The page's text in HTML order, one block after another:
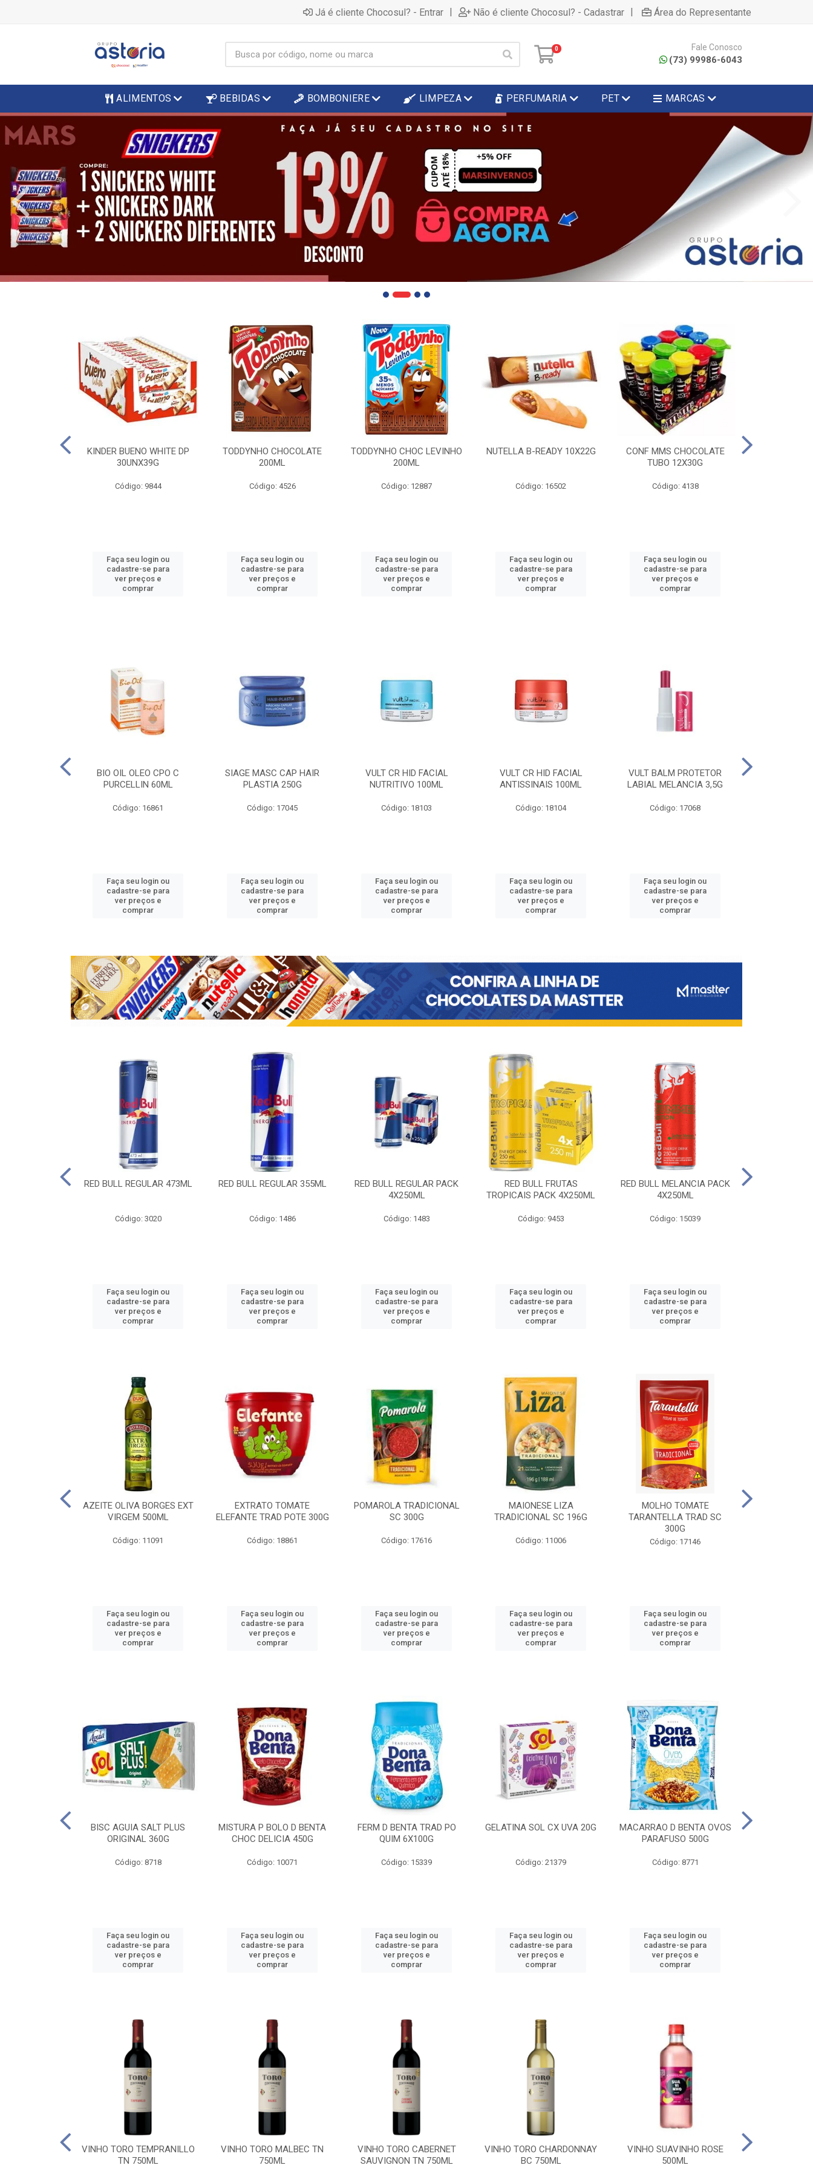
Já é cliente Chocosul? - Entrar | Não é cliente Chocosul? - Cadastrar | Área do Representante
0 Fale Conosco
(73) 99986-6043
ALIMENTOS BEBIDAS BOMBONIERE LIMPEZA PERFUMARIA PET MARCAS
KINDER BUENO WHITE DP
30UNX39G
Código: 9844
Faça seu login ou
cadastre-se para
ver preços e
comprar
TODDYNHO CHOCOLATE
200ML
Código: 4526
Faça seu login ou
cadastre-se para
ver preços e
comprar
TODDYNHO CHOC LEVINHO
200ML
Código: 12887
Faça seu login ou
cadastre-se para
ver preços e
comprar
NUTELLA B-READY 10X22G
Código: 16502
Faça seu login ou
cadastre-se para
ver preços e
comprar
CONF MMS CHOCOLATE
TUBO 12X30G
Código: 4138
Faça seu login ou
cadastre-se para
ver preços e
comprar
BIO OIL OLEO CPO C
PURCELLIN 60ML
Código: 16861
Faça seu login ou
cadastre-se para
ver preços e
comprar
SIAGE MASC CAP HAIR
PLASTIA 250G
Código: 17045
Faça seu login ou
cadastre-se para
ver preços e
comprar
VULT CR HID FACIAL
NUTRITIVO 100ML
Código: 18103
Faça seu login ou
cadastre-se para
ver preços e
comprar
VULT CR HID FACIAL
ANTISSINAIS 100ML
Código: 18104
Faça seu login ou
cadastre-se para
ver preços e
comprar
VULT BALM PROTETOR
LABIAL MELANCIA 3,5G
Código: 17068
Faça seu login ou
cadastre-se para
ver preços e
comprar
RED BULL REGULAR 473ML
Código: 3020
Faça seu login ou
cadastre-se para
ver preços e
comprar
RED BULL REGULAR 355ML
Código: 1486
Faça seu login ou
cadastre-se para
ver preços e
comprar
RED BULL REGULAR PACK
4X250ML
Código: 1483
Faça seu login ou
cadastre-se para
ver preços e
comprar
RED BULL FRUTAS
TROPICAIS PACK 4X250ML
Código: 9453
Faça seu login ou
cadastre-se para
ver preços e
comprar
RED BULL MELANCIA PACK
4X250ML
Código: 15039
Faça seu login ou
cadastre-se para
ver preços e
comprar
AZEITE OLIVA BORGES EXT
VIRGEM 500ML
Código: 11091
Faça seu login ou
cadastre-se para
ver preços e
comprar
EXTRATO TOMATE
ELEFANTE TRAD POTE 300G
Código: 18861
Faça seu login ou
cadastre-se para
ver preços e
comprar
POMAROLA TRADICIONAL
SC 300G
Código: 17616
Faça seu login ou
cadastre-se para
ver preços e
comprar
MAIONESE LIZA
TRADICIONAL SC 196G
Código: 11006
Faça seu login ou
cadastre-se para
ver preços e
comprar
MOLHO TOMATE
TARANTELLA TRAD SC
300G
Código: 17146
Faça seu login ou
cadastre-se para
ver preços e
comprar
BISC AGUIA SALT PLUS
ORIGINAL 360G
Código: 8718
Faça seu login ou
cadastre-se para
ver preços e
comprar
MISTURA P BOLO D BENTA
CHOC DELICIA 450G
Código: 10071
Faça seu login ou
cadastre-se para
ver preços e
comprar
FERM D BENTA TRAD PO
QUIM 6X100G
Código: 15339
Faça seu login ou
cadastre-se para
ver preços e
comprar
GELATINA SOL CX UVA 20G
Código: 21379
Faça seu login ou
cadastre-se para
ver preços e
comprar
MACARRAO D BENTA OVOS
PARAFUSO 500G
Código: 8771
Faça seu login ou
cadastre-se para
ver preços e
comprar
VINHO TORO TEMPRANILLO
TN 750ML
VINHO TORO MALBEC TN
750ML
VINHO TORO CABERNET
SAUVIGNON TN 750ML
VINHO TORO CHARDONNAY
BC 750ML
VINHO SUAVINHO ROSE
500ML